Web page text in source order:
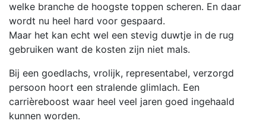
welke branche de hoogste toppen scheren. En daar
wordt nu heel hard voor gespaard.
Maar het kan echt wel een stevig duwtje in de rug
gebruiken want de kosten zijn niet mals.
Bij een goedlachs, vrolijk, representabel, verzorgd
persoon hoort een stralende glimlach. Een
carrièreboost waar heel veel jaren goed ingehaald
kunnen worden.